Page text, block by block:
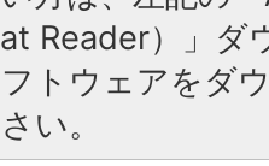
Reader）」ダ
トウェアをダ
い。